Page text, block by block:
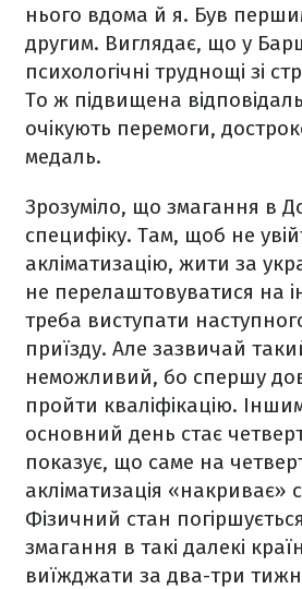
нього вдома й я. Був
другим. Виглядає, що у
психологічні труднощі зі
То ж підвищена
очікують перемоги,
медаль.
Зрозуміло, що змагання в
специфіку. Там, щоб не
акліматизацію, жити за
не перелаштовуватися на
треба виступати
приїзду. Але зазвичай
неможливий, бо спершу
пройти кваліфікацію.
основний день стає
показує, що саме на
акліматизація «накриває»
Фізичний стан
змагання в такі далекі
виїжджати за два-три